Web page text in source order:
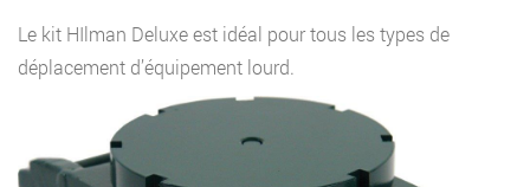
Le kit HIlman Deluxe est idéal pour tous les types de
déplacement d’équipement lourd.